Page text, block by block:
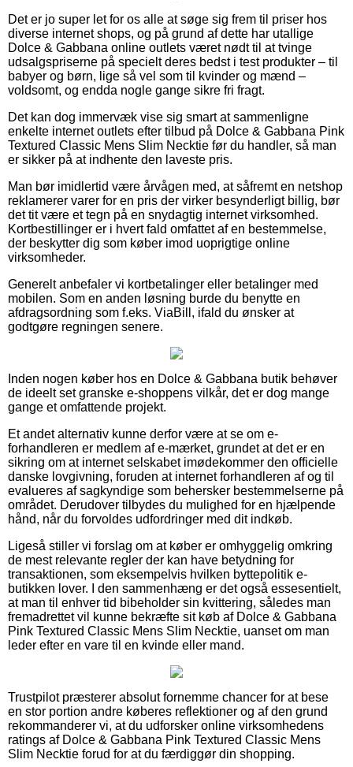
Det er jo super let for os alle at søge sig frem til priser hos
diverse internet shops, og på grund af dette har utallige
Dolce & Gabbana online outlets været nødt til at tvinge
udsalgspriserne på specielt deres bedst i test produkter – til
babyer og børn, lige så vel som til kvinder og mænd –
voldsomt, og endda nogle gange sikre fri fragt.
Det kan dog immervæk vise sig smart at sammenligne
enkelte internet outlets efter tilbud på Dolce & Gabbana Pink
Textured Classic Mens Slim Necktie før du handler, så man
er sikker på at indhente den laveste pris.
Man bør imidlertid være årvågen med, at såfremt en netshop
reklamerer varer for en pris der virker besynderligt billig, bør
det tit være et tegn på en snydagtig internet virksomhed.
Kortbestillinger er i hvert fald omfattet af en bestemmelse,
der beskytter dig som køber imod uoprigtige online
virksomheder.
Generelt anbefaler vi kortbetalinger eller betalinger med
mobilen. Som en anden løsning burde du benytte en
afdragsordning som f.eks. ViaBill, ifald du ønsker at
godtgøre regningen senere.
Inden nogen køber hos en Dolce & Gabbana butik behøver
de ideelt set granske e-shoppens vilkår, det er dog mange
gange et omfattende projekt.
Et andet alternativ kunne derfor være at se om e-
forhandleren er medlem af e-mærket, grundet at det er en
sikring om at internet selskabet imødekommer den officielle
danske lovgivning, foruden at internet forhandleren af og til
evalueres af sagkyndige som behersker bestemmelserne på
området. Derudover tilbydes du mulighed for en hjælpende
hånd, når du forvoldes udfordringer med dit indkøb.
Ligeså stiller vi forslag om at køber er omhyggelig omkring
de mest relevante regler der kan have betydning for
transaktionen, som eksempelvis hvilken byttepolitik e-
butikken lover. I den sammenhæng er det også essesentielt,
at man til enhver tid bibeholder sin kvittering, således man
fremadrettet vil kunne bekræfte sit køb af Dolce & Gabbana
Pink Textured Classic Mens Slim Necktie, uanset om man
leder efter en vare til en kvinde eller mand.
Trustpilot præsterer absolut fornemme chancer for at bese
en stor portion andre køberes reflektioner og af den grund
rekommanderer vi, at du udforsker online virksomhedens
ratings af Dolce & Gabbana Pink Textured Classic Mens
Slim Necktie forud for at du færdiggør din shopping.